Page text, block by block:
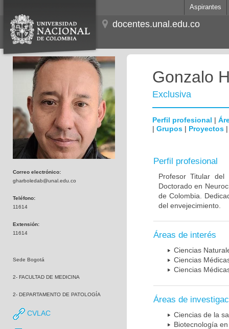
Aspirantes
docentes.unal.edu.co
Correo electrónico:
gharboledab@unal.edu.co
Teléfono:
11614
Extensión:
11614
Sede Bogotá
2- FACULTAD DE MEDICINA
2- DEPARTAMENTO DE PATOLOGÍA
CVLAC
Gonzalo
Exclusiva
Perfil profesional |
| Grupos | Proyectos
Perfil profesional
Profesor Titular
Doctorado en
de Colombia.
del envejecimiento.
Áreas de interés
Ciencias
Ciencias
Ciencias
Áreas de
Ciencias de la
Biotecnología